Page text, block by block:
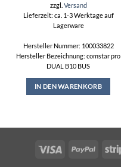
zzgl. Versand
Lieferzeit: ca. 1-3 Werktage auf
Lagerware
Hersteller Nummer: 100033822
Hersteller Bezeichnung: comstar pro
DUAL B10 BUS
IN DEN WARENKORB
Visa PayPal